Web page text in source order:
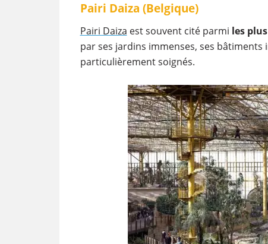
Pairi Daiza (Belgique)
Pairi Daiza est souvent cité parmi les
par ses jardins immenses, ses
particulièrement soignés.